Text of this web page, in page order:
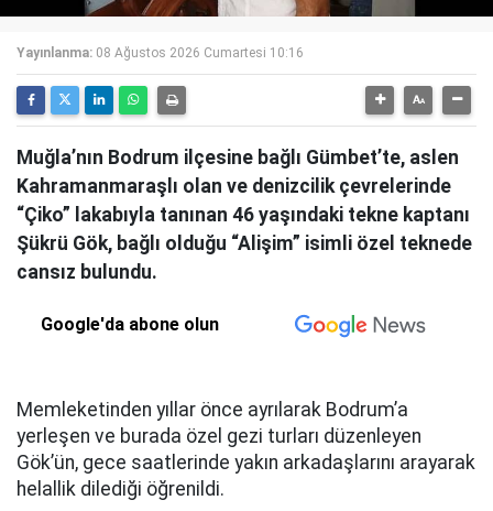
Yayınlanma: 08 Ağustos 2026 Cumartesi 10:16
Muğla’nın Bodrum ilçesine bağlı Gümbet’te, aslen
Kahramanmaraşlı olan ve denizcilik çevrelerinde
“Çiko” lakabıyla tanınan 46 yaşındaki tekne kaptanı
Şükrü Gök, bağlı olduğu “Alişim” isimli özel teknede
cansız bulundu.
Google'da abone olun
Memleketinden yıllar önce ayrılarak Bodrum’a
yerleşen ve burada özel gezi turları düzenleyen
Gök’ün, gece saatlerinde yakın arkadaşlarını arayarak
helallik dilediği öğrenildi.